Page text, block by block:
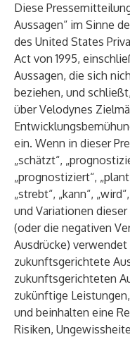
Diese
Aussagen“ im Sinne
des United States
Act von 1995,
Aussagen, die sich
beziehen, und
über Velodynes
ein. Wenn in dieser
„schätzt“,
„prognostiziert“,
„strebt“, „kann“,
und Variationen
(oder die negativen
Ausdrücke)
zukunftsgerichtete
zukunftsgerichteten
zukünftige
und beinhalten eine
Risiken,